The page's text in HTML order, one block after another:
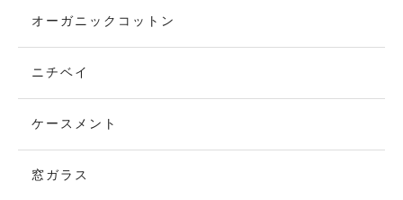
オーガニックコットン
ニチベイ
ケースメント
窓ガラス